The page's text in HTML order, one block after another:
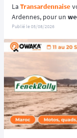
La Transardennaise
Ardennes, pour un
motos enduro, trail et
Portée par le Moto
(MCCMA) depuis plus
le plaisir de rouler
📆 Prochaines dates :
Publié le05/08/2026